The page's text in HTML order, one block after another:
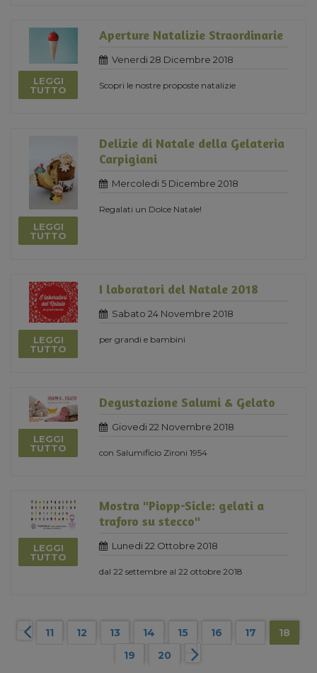
LEGGI
TUTTO
Aperture Natalizie Straordinarie
Venerdi 28 Dicembre 2018
Scopri le nostre proposte natalizie
LEGGI
TUTTO
Delizie di Natale della Gelateria
Carpigiani
Mercoledi 5 Dicembre 2018
Regalati un Dolce Natale!
LEGGI
TUTTO
I laboratori del Natale 2018
Sabato 24 Novembre 2018
per grandi e bambini
LEGGI
TUTTO
Degustazione Salumi & Gelato
Giovedi 22 Novembre 2018
con Salumificio Zironi 1954
LEGGI
TUTTO
Mostra "Piopp-Sicle: gelati a
traforo su stecco"
Lunedi 22 Ottobre 2018
dal 22 settembre al 22 ottobre 2018
11 12 13 14 15 16 17
18
19
20